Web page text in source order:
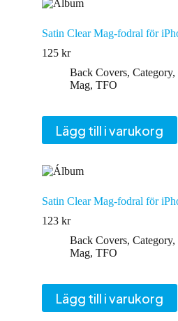
Satin Clear Mag-fodral för
125 kr
Back Covers, Category,
Mag, TFO
Lägg till i varukorg
Satin Clear Mag-fodral för
123 kr
Back Covers, Category,
Mag, TFO
Lägg till i varukorg